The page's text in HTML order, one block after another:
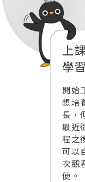
上
學
開始
想培
長，
最近
程之
可以
次觀
便。